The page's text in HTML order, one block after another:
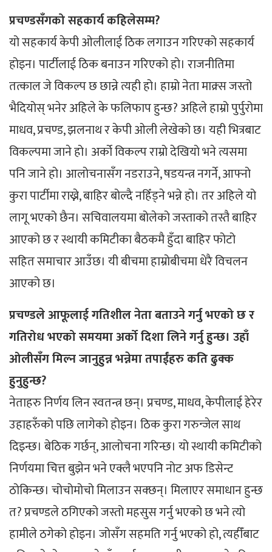
प्रचण्डसँगको सहकार्य कहिलेसम्म?
यो सहकार्य केपी ओलीलाई ठिक लगाउन गरिएको सहकार्य
होइन। पार्टीलाई ठिक बनाउन गरिएको हो। राजनीतिमा
तत्काल जे विकल्प छ छान्ने त्यही हो। हाम्रो नेता माक्र्स जस्तो
भैदियोस् भनेर अहिले के फलिफाप हुन्छ? अहिले हाम्रो पुर्पुरोमा
माधव, प्रचण्ड, झलनाथ र केपी ओली लेखेको छ। यही भित्रबाट
विकल्पमा जाने हो। अर्को विकल्प राम्रो देखियो भने त्यसमा
पनि जाने हो। आलोचनासँग नडराउने, षडयन्त्र नगर्ने, आफ्नो
कुरा पार्टीमा राख्ने, बाहिर बोल्दै नहिँड्ने भन्ने हो। तर अहिले यो
लागू भएको छैन। सचिवालयमा बोलेको जस्ताको तस्तै बाहिर
आएको छ र स्थायी कमिटीका बैठकमै हुँदा बाहिर फोटो
सहित समाचार आउँछ। यी बीचमा हाम्रोबीचमा धेरै विचलन
आएको छ।
प्रचण्डले आफूलाई गतिशील नेता बताउने गर्नु भएको छ र
गतिरोध भएको समयमा अर्को दिशा लिने गर्नु हुन्छ। उहाँ
ओलीसँग मिल्न जानुहुन्न भन्नेमा तपाईंहरु कति ढुक्क
हुनुहुन्छ?
नेताहरु निर्णय लिन स्वतन्त्र छन्। प्रचण्ड, माधव, केपीलाई हेरेर
उहाहरुँको पछि लागेको होइन। ठिक कुरा गरुन्जेल साथ
दिइन्छ। बेठिक गर्छन्, आलोचना गरिन्छ। यो स्थायी कमिटीको
निर्णयमा चित्त बुझेन भने एक्लै भएपनि नोट अफ डिसेन्ट
ठोकिन्छ। चोचोमोचो मिलाउन सक्छन्। मिलाएर समाधान हुन्छ
त? प्रचण्डले ठगिएको जस्तो महसुस गर्नु भएको छ भने त्यो
हामीले ठगेको होइन। जोसँग सहमति गर्नु भएको हो, त्यहीँबाट